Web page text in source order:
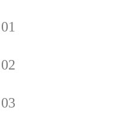
01
02
03